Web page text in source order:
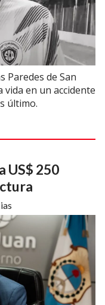
Paredes de San
vida en un accidente
último.
US$ 250